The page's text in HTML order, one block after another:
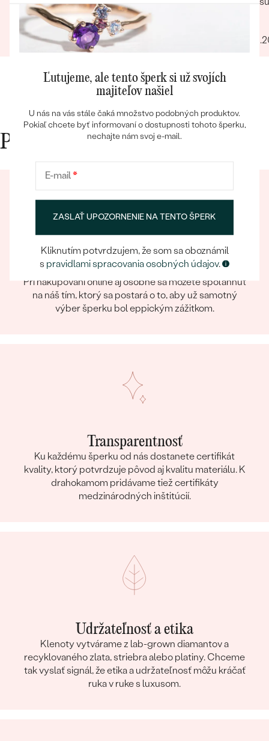
Bestsellery
Jana
07.04.2025
fotka
Prečo nakupovať v Eppi
Eppický zážitok
Pri nakupovaní online aj osobne sa môžete spoľahnúť
na náš tím, ktorý sa postará o to, aby už samotný
výber šperku bol eppickým zážitkom.
Transparentnosť
Ku každému šperku od nás dostanete certifikát
kvality, ktorý potvrdzuje pôvod aj kvalitu materiálu. K
drahokamom pridávame tiež certifikáty
medzinárodných inštitúcií.
Udržateľnosť a etika
Klenoty vytvárame z lab-grown diamantov a
recyklovaného zlata, striebra alebo platiny. Chceme
tak vyslať signál, že etika a udržateľnosť môžu kráčať
ruka v ruke s luxusom.
Ľutujeme, ale tento šperk si už svojích
majiteľov našiel
U nás na vás stále čaká množstvo podobných produktov.
Pokiaľ chcete byť informovaní o dostupnosti tohoto šperku,
nechajte nám svoj e-mail.
E-mail*
ZASLAŤ UPOZORNENIE NA TENTO ŠPERK
Kliknutím potvrdzujem, že som sa oboznámil
s pravidlami spracovania osobných údajov.